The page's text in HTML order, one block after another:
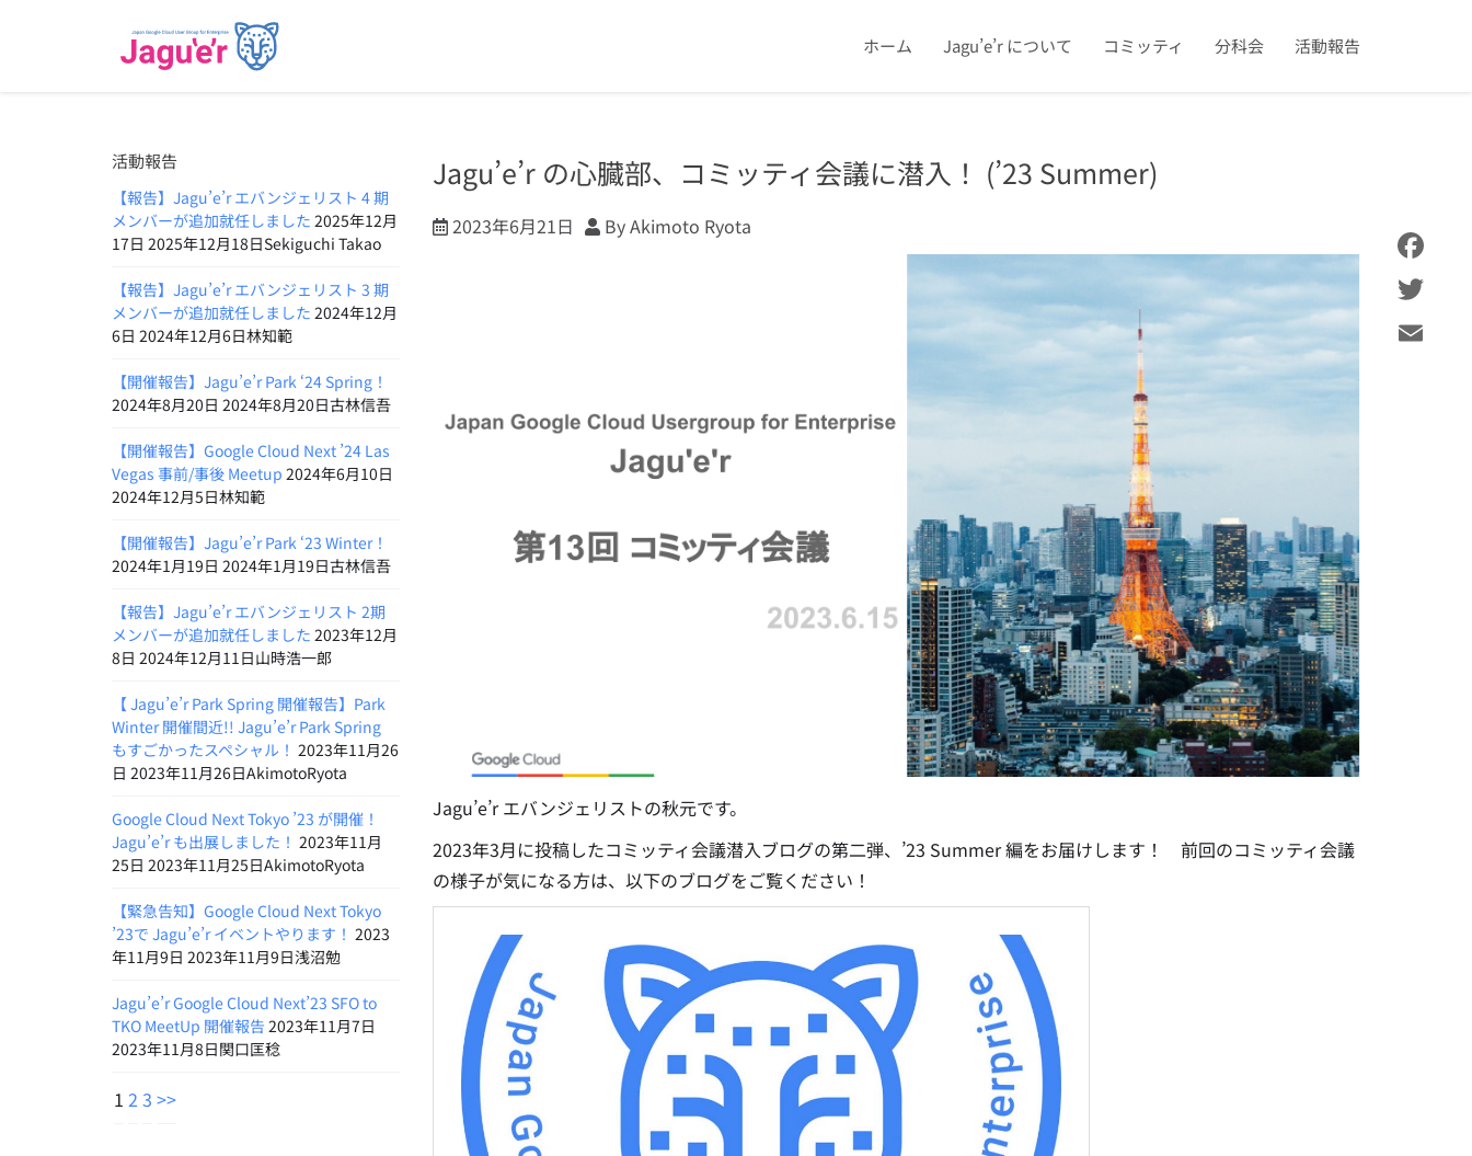
ホーム Jagu’e’r について コミッティ 分科会 活動報告
活動報告
【報告】Jagu’e’r エバンジェリスト 4 期
メンバーが追加就任しました 2025年12月
17日 2025年12月18日Sekiguchi Takao
【報告】Jagu’e’r エバンジェリスト 3 期
メンバーが追加就任しました 2024年12月
6日 2024年12月6日林知範
【開催報告】Jagu’e’r Park ‘24 Spring！
2024年8月20日 2024年8月20日古林信吾
【開催報告】Google Cloud Next ’24 Las
Vegas 事前/事後 Meetup 2024年6月10日
2024年12月5日林知範
【開催報告】Jagu’e’r Park ‘23 Winter！
2024年1月19日 2024年1月19日古林信吾
【報告】Jagu’e’r エバンジェリスト 2期
メンバーが追加就任しました 2023年12月
8日 2024年12月11日山時浩一郎
【 Jagu’e’r Park Spring 開催報告】Park
Winter 開催間近!! Jagu’e’r Park Spring
もすごかったスペシャル！ 2023年11月26
日 2023年11月26日AkimotoRyota
Google Cloud Next Tokyo ’23 が開催！
Jagu’e’r も出展しました！ 2023年11月
25日 2023年11月25日AkimotoRyota
【緊急告知】Google Cloud Next Tokyo
’23で Jagu’e’r イベントやります！ 2023
年11月9日 2023年11月9日浅沼勉
Jagu’e’r Google Cloud Next’23 SFO to
TKO MeetUp 開催報告 2023年11月7日
2023年11月8日関口匡稔
1 2 3 >>
Jagu’e’r の心臓部、コミッティ会議に潜入！ (’23 Summer)
2023年6月21日 By Akimoto Ryota
Jagu’e’r エバンジェリストの秋元です。
2023年3月に投稿したコミッティ会議潜入ブログの第二弾、’23 Summer 編をお届けします！ 前回のコミッティ会議
の様子が気になる方は、以下のブログをご覧ください！
Facebook
Twitter